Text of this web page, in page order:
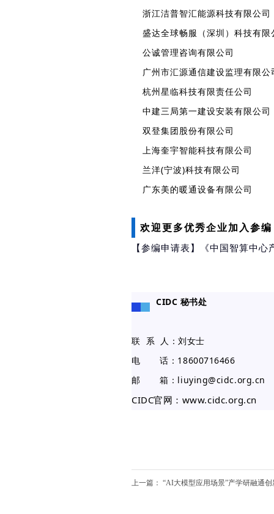
浙江洁普智汇能源科技有限公司
盛达全球畅服（深圳）科技有限
公诚管理咨询有限公司
广州市汇源通信建设监理有限公
杭州星临科技有限责任公司
中建三局第一建设安装有限公司
双登集团股份有限公司
上海奎宇智能科技有限公司
兰洋(宁波)科技有限公司
广东美的暖通设备有限公司
欢迎更多优秀企业加入参
【参编申请表】《中国智算中
CIDC 秘书处
联 系 人：刘女士
电 话：18600716466
邮 箱：liuying@cidc.org.cn
CIDC官网：www.cidc.org.cn
上一篇： “AI大模型应用场景”产学研融通创